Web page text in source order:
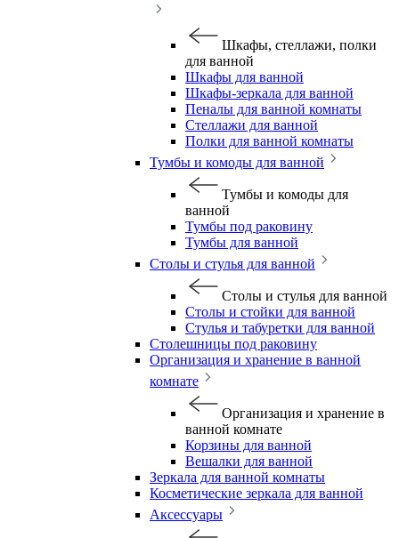
Шкафы, стеллажи, полки
для ванной
Шкафы для ванной
Шкафы-зеркала для ванной
Пеналы для ванной комнаты
Стеллажи для ванной
Полки для ванной комнаты
Тумбы и комоды для ванной
Тумбы и комоды для
ванной
Тумбы под раковину
Тумбы для ванной
Столы и стулья для ванной
Столы и стулья для ванной
Столы и стойки для ванной
Стулья и табуретки для ванной
Столешницы под раковину
Организация и хранение в ванной
комнате
Организация и хранение в
ванной комнате
Корзины для ванной
Вешалки для ванной
Зеркала для ванной комнаты
Косметические зеркала для ванной
Аксессуары